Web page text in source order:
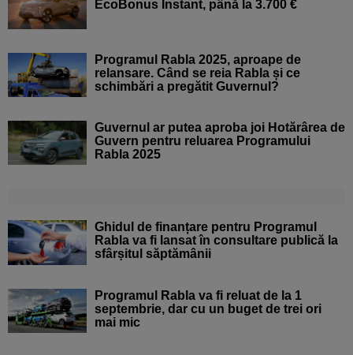
EcoBonus Instant, până la 3.700 €
Programul Rabla 2025, aproape de
relansare. Când se reia Rabla și ce
schimbări a pregătit Guvernul?
Guvernul ar putea aproba joi Hotărârea de
Guvern pentru reluarea Programului
Rabla 2025
Ghidul de finanțare pentru Programul
Rabla va fi lansat în consultare publică la
sfârșitul săptămânii
Programul Rabla va fi reluat de la 1
septembrie, dar cu un buget de trei ori
mai mic